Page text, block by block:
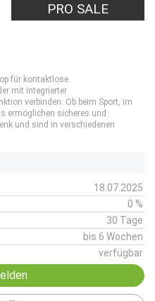
PRO SALE
für kontaktlose
mit integrierter
verbinden. Ob beim Sport, im
ermöglichen sicheres und
und sind in verschiedenen
18.07.2025
0 %
30 Tage
bis 6 Wochen
verfügbar